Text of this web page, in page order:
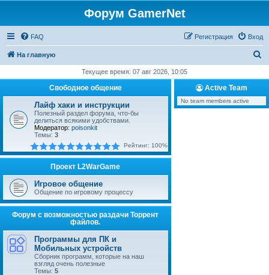
Форум GamerNet
FAQ Вход
Регистрация
На главную
с
Текущее время: 07 авг 2026, 10:05
Свободное общение
Лайф хаки и инструкции
Полезный раздел форума, что-бы
делиться всякими удобствами.
Модератор: poisonkit
Темы: 3
Рейтинг: 100%
Проект L2WarGame
Игровое общение
Общение по игровому процессу
Форум с возможностью раздачи Торрент
файлов.
Программы для ПК и
Мобильных устройств
Сборник программ, которые на наш
взгляд очень полезные
Темы: 5
Active Team
No team members active